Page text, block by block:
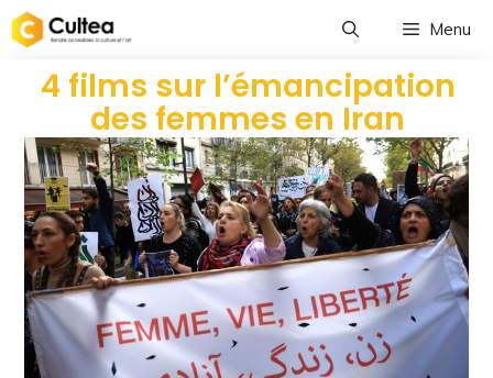
Menu
4 films sur l’émancipation
des femmes en Iran